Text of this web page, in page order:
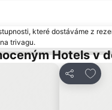
které dostáváme z
trivagu.
Hotels v
hotelů
Sdílet